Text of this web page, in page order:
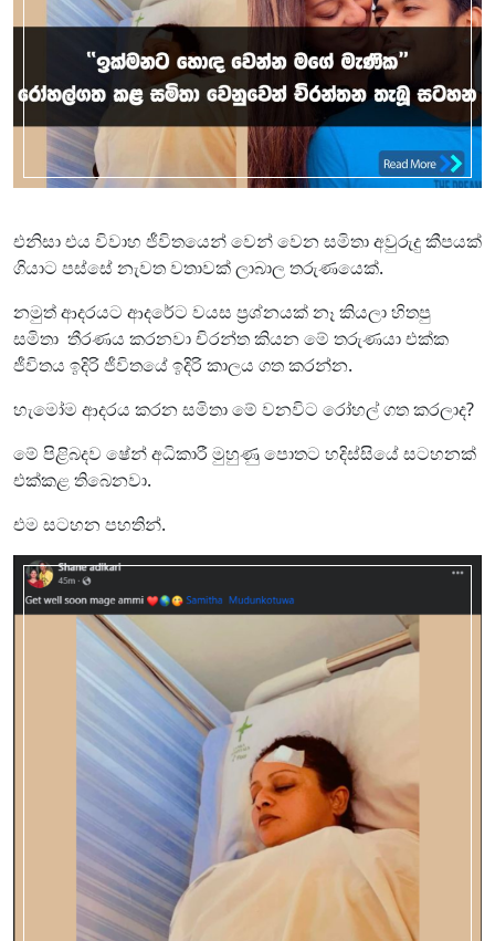
එනිසා එය විවාහ ජීවිතයෙන් වෙන් වෙන සමිතා අවුරුදු කීපයක්
ගියාට පස්සේ නැවත වතාවක් ලාබාල තරුණයෙක්.
නමුත් ආදරයට ආදරේට වයස ප්‍රශ්නයක් නෑ කියලා හිතපු
සමිතා තීරණය කරනවා චිරන්ත කියන මේ තරුණයා එක්ක
ජීවිතය ඉදිරි ජීවිතයේ ඉදිරි කාලය ගත කරන්න.
හැමෝම ආදරය කරන සමිතා මේ වනවිට රෝහල් ගත කරලාද?
මේ පිළිබදව ෂේන් ​​අධිකාරී මුහුණු පොතට හදිස්සියේ සටහනක්
එක්කළ තිබෙනවා.
එම සටහන පහතින්.